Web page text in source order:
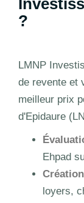
?
LMNP
de revente et
meilleur prix
d'Epidaure
Ehpad
loyers,